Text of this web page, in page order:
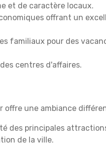
et de caractère locaux.
offrant un
familiaux pour des
centres d'affaires.
offre une ambiance
des principales
de la ville.